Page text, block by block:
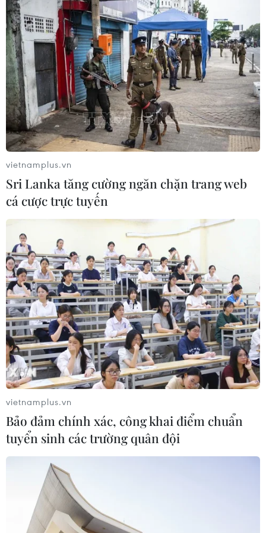
TIN LIÊN QUAN
Lãnh đạo Iran: "Muốn thấy hành động
thay vì lời nói suông" của Mỹ
17/02/2021 09:47
Trước thông tin ông Biden quay lại JCPOA, lãnh đạo tối
cao Iran Ali Khamenei cho biết Iran muốn thấy "hành
động chứ không phải lời nói suông" từ các bên tham
gia ký thỏa thuận này năm 2015.
vietnamplus.vn
Sri Lanka tăng cường ngăn chặn trang web
cá cược trực tuyến
vietnamplus.vn
Bảo đảm chính xác, công khai điểm chuẩn
tuyển sinh các trường quân đội